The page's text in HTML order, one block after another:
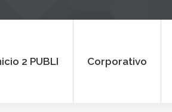
2 PUBLI Corporativo
Corporativo Belleza